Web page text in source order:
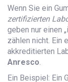
Wenn Sie ein
zertifizierten
geben nur einen
zählen nicht. Ein
akkreditierten
Anresco.
Ein Beispiel: Ein